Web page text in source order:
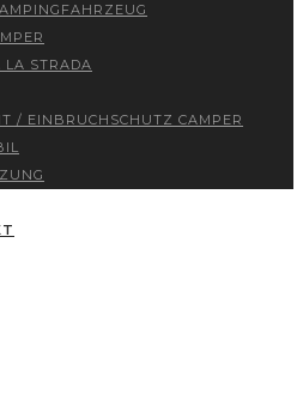
LA STRADA
/ EINBRUCHSCHUTZ CAMPER